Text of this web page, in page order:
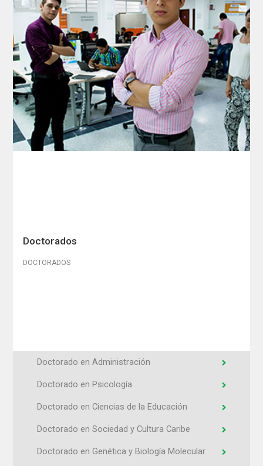
Doctorados
DOCTORADOS
Doctorado en Administración
Doctorado en Psicología
Doctorado en Ciencias de la Educación
Doctorado en Sociedad y Cultura Caribe
Doctorado en Genética y Biología Molecular